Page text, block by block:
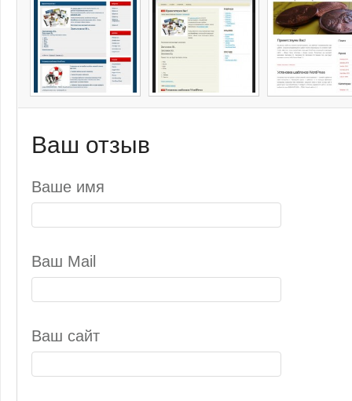
Ваш отзыв
Ваше имя
Ваш Mail
Ваш сайт